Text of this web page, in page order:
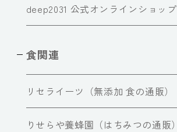
deep2031 公式オンラインショップ
食関連
リセライーツ（無添加 食の通販）
りせらや養蜂園（はちみつの通販）